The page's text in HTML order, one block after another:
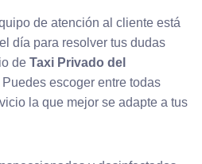
de atención al cliente está
día para resolver tus dudas
de Taxi Privado del
Puedes escoger entre todas
la que mejor se adapte a tus